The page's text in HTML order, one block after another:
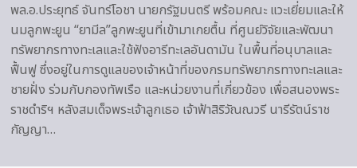
พล.อ.ประยุทธ์ จันทร์โอชา นายกรัฐมนตรี พร้อมคณะ แวะเยี่ยมและให้
นมลูกพะยูน “ยามีล”ลูกพะยูนที่เข้ามาเกยตื้น ที่ศูนย์วิจัยและพัฒนา
ทรัพยากรทางทะเลและใช้ฟังอารีทะเลอันดามัน ในพื้นที่อนุบาลและ
ฟื้นฟู ซึ่งอยู่ในการดูแลของเจ้าหน้าที่ของกรมทรัพยากรทางทะเลและ
ชายฝั่ง ร่วมกับกองทัพเรือ และหน่วยงานที่เกี่ยวข้อง เพื่อสนองพระ
ราชดำริฯ หลังสมเด็จพระเจ้าลูกเธอ เจ้าฟ้าสิริวัณณวรี นารีรัตน์ราช
กัญญา…